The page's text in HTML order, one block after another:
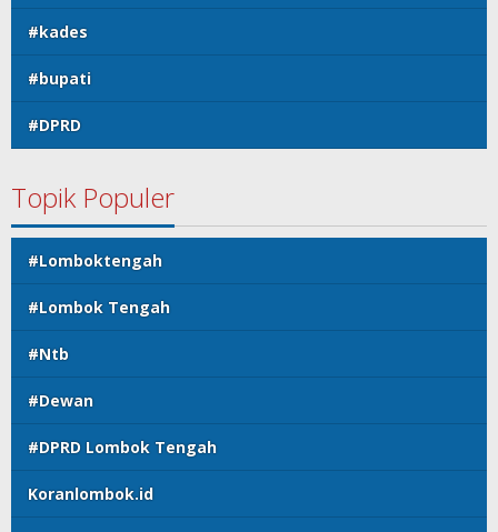
#kades
#bupati
#DPRD
Topik Populer
#Lomboktengah
#Lombok Tengah
#Ntb
#Dewan
#DPRD Lombok Tengah
Koranlombok.id